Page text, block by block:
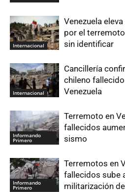
Internacional
Venezuela
por el
sin identificar
Internacional
Cancillería
chileno
Venezuela
Informando
Primero
Terremoto en
fallecidos
sismo
Informando
Primero
Terremotos en
fallecidos sube
militarización